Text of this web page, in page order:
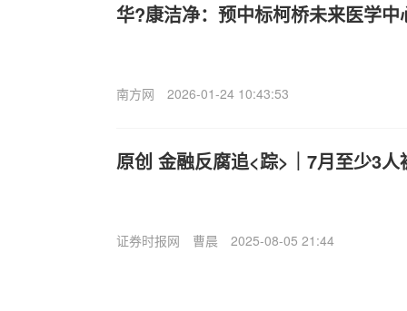
华?康洁净：预中标柯桥未来医学
南方网 2026-01-24 10:43:53
原创 金融反腐追<踪>｜7月至少3
证券时报网 曹晨 2025-08-05 21:44